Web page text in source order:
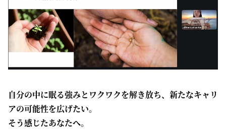
自分の中に眠る強みとワクワクを解き放ち、新たなキャリ
アの可能性を広げたい。
そう感じたあなたへ。